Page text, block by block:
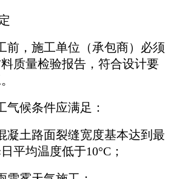
，施工单位（承包商）必须
质量检验报告，符合设计要
候条件应满足：
土路面裂缝宽度基本达到最
平均温度低于10°C；